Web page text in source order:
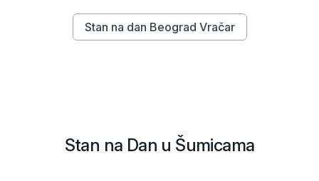
Stan na dan Beograd Vračar
Stan na Dan u Šumicama